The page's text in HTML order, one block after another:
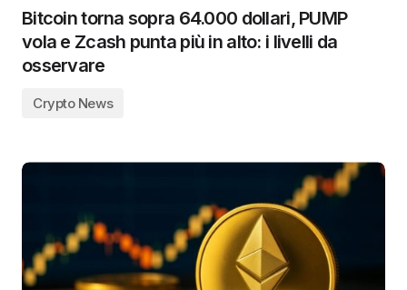
Bitcoin torna sopra 64.000 dollari, PUMP
vola e Zcash punta più in alto: i livelli da
osservare
Crypto News